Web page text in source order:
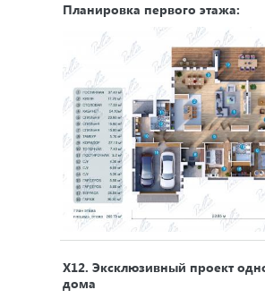
Планировка первого этажа:
X12. Эксклюзивный проект
дома